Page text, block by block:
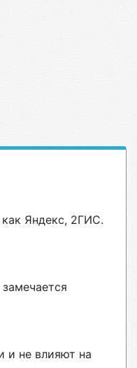
Яндекс, 2ГИС.
и не влияют на